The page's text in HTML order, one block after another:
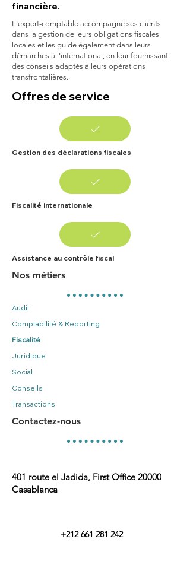
financière.
L'expert-comptable accompagne ses clients
dans la gestion de leurs obligations fiscales
locales et les guide également dans leurs
démarches à l'international, en leur fournissant
des conseils adaptés à leurs opérations
transfrontalières.
Offres de service
Gestion des déclarations fiscales
Fiscalité internationale
Assistance au contrôle fiscal
Nos métiers
Audit
Comptabilité & Reporting
Fiscalité
Juridique
Social
Conseils
Transactions
Contactez-nous
401 route el Jadida, First Office20000
Casablanca
+212 661 281 242